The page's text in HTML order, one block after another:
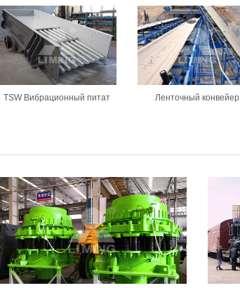
TSW Вибрационный питат Ленточный конвейер